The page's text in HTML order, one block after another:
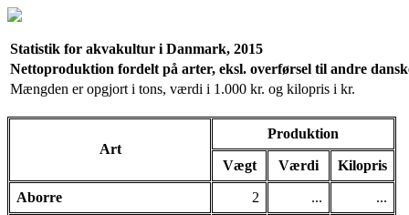
Statistik for akvakultur i Danmark, 2015
Nettoproduktion fordelt på arter, eksl. overførsel til andre
Mængden er opgjort i tons, værdi i 1.000 kr. og kilopris i kr.
Art
Produktion
Vægt Værdi Kilopris
Aborre 2 ... ...